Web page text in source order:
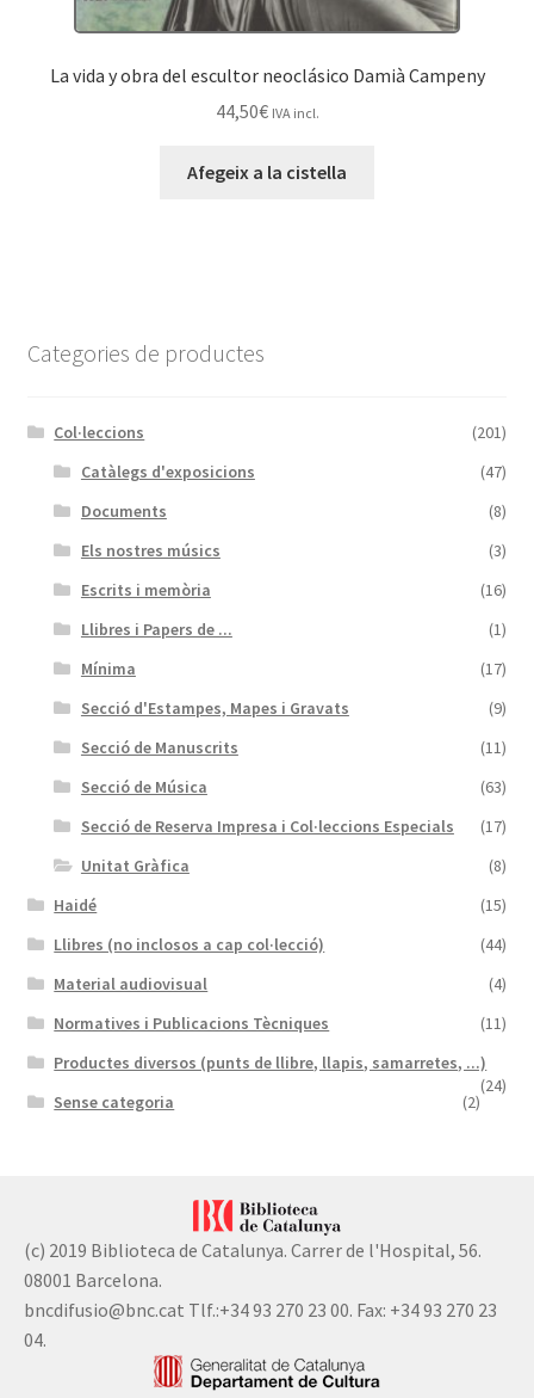
La vida y obra del escultor neoclásico Damià Campeny
44,50€ IVA incl.
Afegeix a la cistella
Categories de productes
Col·leccions
(201)
Catàlegs d'exposicions
(47)
Documents
(8)
Els nostres músics
(3)
Escrits i memòria
(16)
Llibres i Papers de ...
(1)
Mínima
(17)
Secció d'Estampes, Mapes i Gravats
(9)
Secció de Manuscrits
(11)
Secció de Música
(63)
Secció de Reserva Impresa i Col·leccions Especials
(17)
Unitat Gràfica
(8)
Haidé
(15)
Llibres (no inclosos a cap col·lecció)
(44)
Material audiovisual
(4)
Normatives i Publicacions Tècniques
(11)
Productes diversos (punts de llibre, llapis, samarretes, ...)
(24)
Sense categoria (2)
(c) 2019 Biblioteca de Catalunya. Carrer de l'Hospital, 56.
08001 Barcelona.
bncdifusio@bnc.cat Tlf.:+34 93 270 23 00. Fax: +34 93 270 23
04.